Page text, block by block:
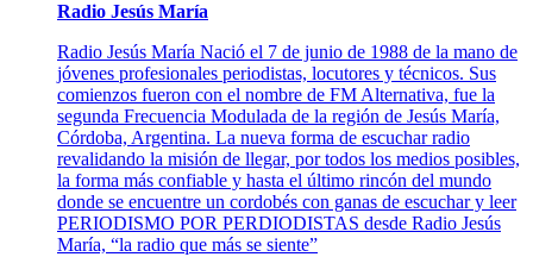
Radio Jesús María
Radio Jesús María Nació el 7 de junio de 1988 de la mano de
jóvenes profesionales periodistas, locutores y técnicos. Sus
comienzos fueron con el nombre de FM Alternativa, fue la
segunda Frecuencia Modulada de la región de Jesús María,
Córdoba, Argentina. La nueva forma de escuchar radio
revalidando la misión de llegar, por todos los medios posibles,
la forma más confiable y hasta el último rincón del mundo
donde se encuentre un cordobés con ganas de escuchar y leer
PERIODISMO POR PERDIODISTAS desde Radio Jesús
María, “la radio que más se siente”